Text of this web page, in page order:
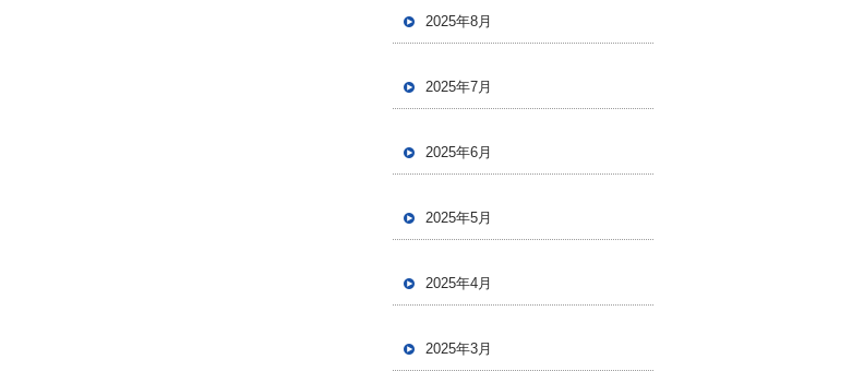
2025年8月
2025年7月
2025年6月
2025年5月
2025年4月
2025年3月